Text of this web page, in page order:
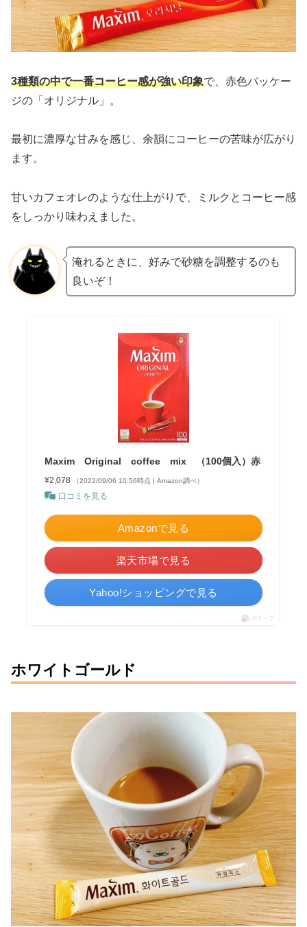
3種類の中で一番コーヒー感が強い印象で、赤色パッケー
ジの「オリジナル」。
最初に濃厚な甘みを感じ、余韻にコーヒーの苦味が広がり
ます。
甘いカフェオレのような仕上がりで、ミルクとコーヒー感
をしっかり味わえました。
淹れるときに、好みで砂糖を調整するのも
良いぞ！
Maxim Original coffee mix （100個入）赤
¥2,078 （2022/09/06 10:56時点 | Amazon調べ）
口コミを見る
Amazonで見る
楽天市場で見る
Yahoo!ショッピングで見る
ポチップ
ホワイトゴールド